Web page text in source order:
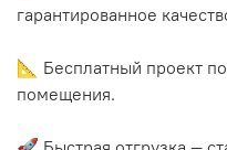
гарантированное
📐 Бесплатный проект
помещения.